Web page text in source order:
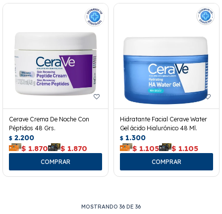
Cerave Crema De Noche Con
Péptidos 48 Grs.
$ 2.200
$ 1.870 $ 1.870
Hidratante Facial Cerave Water
Gel ácido Hialurónico 48 Ml.
$ 1.300
$ 1.105 $ 1.105
MOSTRANDO 36 DE 36